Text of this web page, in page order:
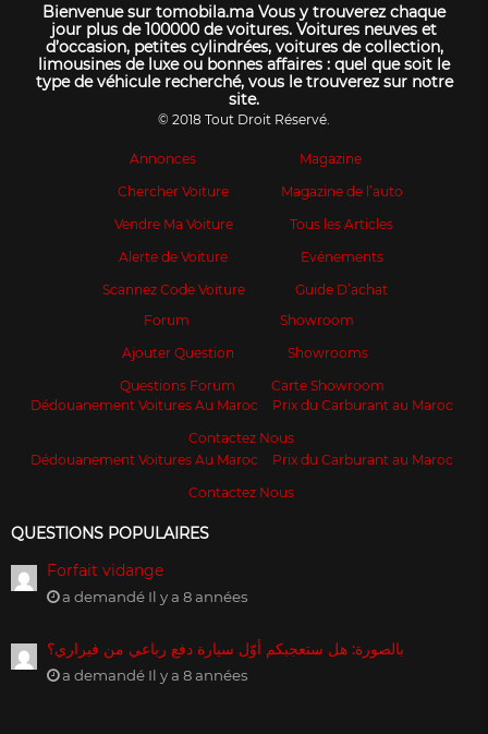
Bienvenue sur tomobila.ma Vous y trouverez chaque
jour plus de 100000 de voitures. Voitures neuves et
d’occasion, petites cylindrées, voitures de collection,
limousines de luxe ou bonnes affaires : quel que soit le
type de véhicule recherché, vous le trouverez sur notre
site.
© 2018 Tout Droit Réservé.
Annonces
Chercher Voiture
Vendre Ma Voiture
Alerte de Voiture
Scannez Code Voiture
Magazine
Magazine de l’auto
Tous les Articles
Evénements
Guide D’achat
Forum
Ajouter Question
Questions Forum
Showroom
Showrooms
Carte Showroom
Dédouanement Voitures Au Maroc
Prix du Carburant au Maroc
Contactez Nous
Dédouanement Voitures Au Maroc
Prix du Carburant au Maroc
Contactez Nous
QUESTIONS POPULAIRES
Forfait vidange
a demandé Il y a 8 années
بالصورة: هل ستعجبكم أوّل سيارة دفع رباعي من فيراري؟
a demandé Il y a 8 années